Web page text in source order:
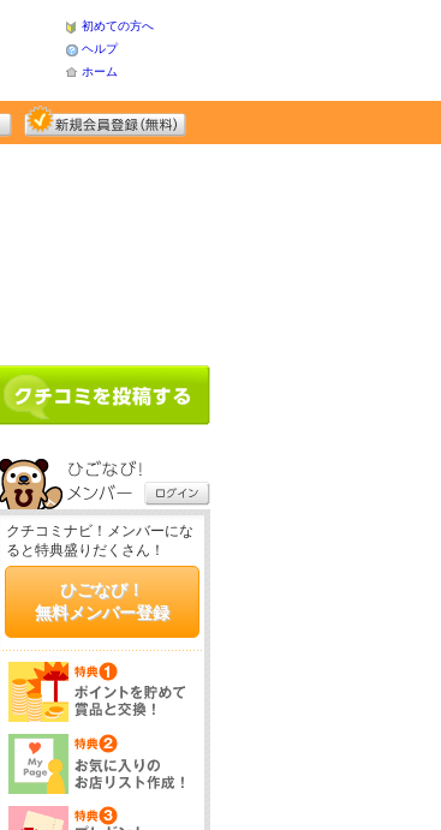
初めての方へ
ヘルプ
ホーム
クチコミナビ！メンバーにな
ると特典盛りだくさん！
ひごなび！
無料メンバー登録